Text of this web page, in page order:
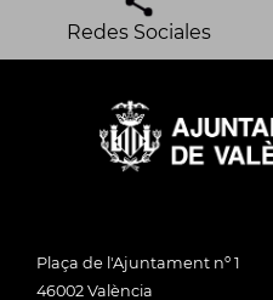
Redes Sociales
Plaça de l'Ajuntament nº 1
46002 València